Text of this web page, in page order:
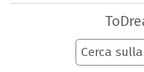
Cerca